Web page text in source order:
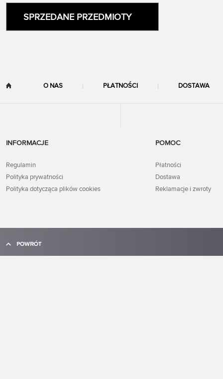
SPRZEDANE PRZEDMIOTY
O NAS PŁATNOŚCI DOSTAWA
INFORMACJE
Regulamin
Polityka prywatności
Polityka dotycząca plików cookies
POMOC
Płatności
Dostawa
Reklamacje i zwroty